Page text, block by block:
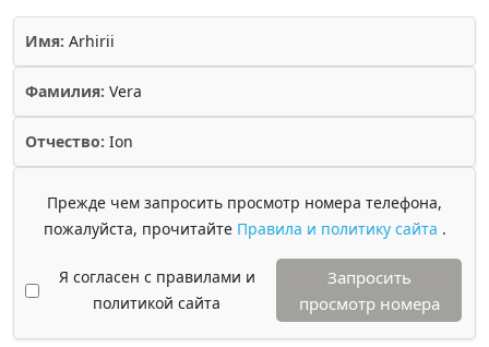
Имя: Arhirii
Фамилия: Vera
Отчество: Ion
Прежде чем запросить просмотр номера телефона,
пожалуйста, прочитайте Правила и политику сайта .
Я согласен с правилами и
политикой сайта
Запросить
просмотр номера